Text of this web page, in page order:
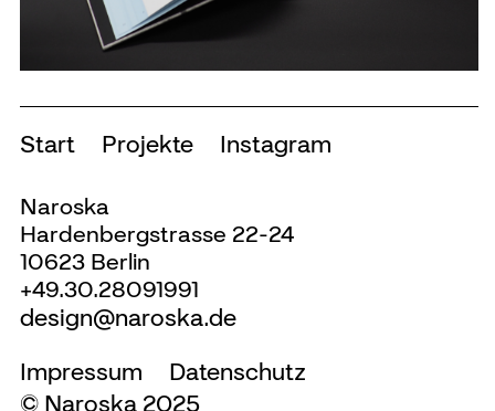
Start Projekte Instagram
Naroska
Hardenbergstrasse 22-24
10623 Berlin
+49.30.28091991
design@naroska.de
Impressum
Datenschutz
© Naroska 2025